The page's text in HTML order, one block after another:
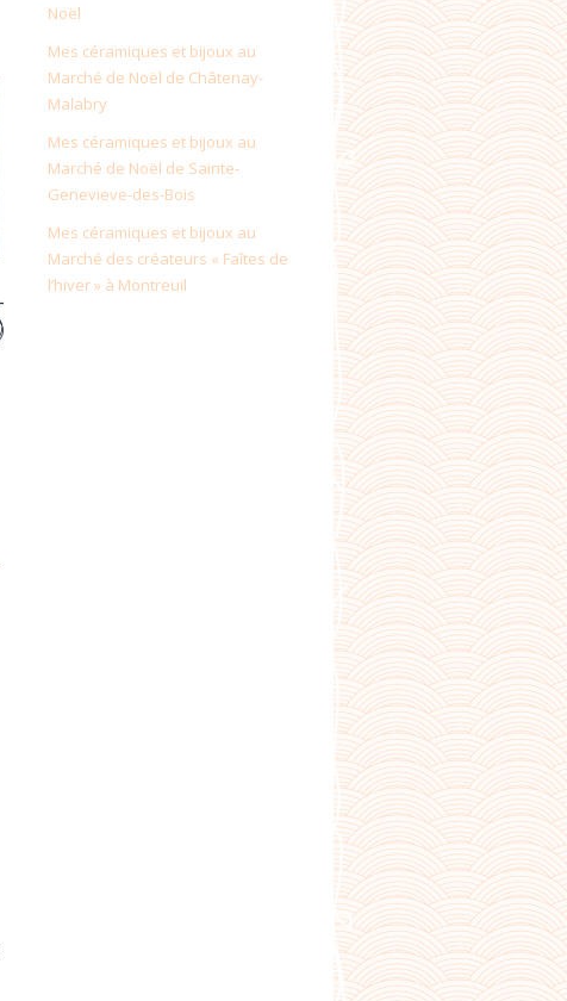
Noël
Mes céramiques et bijoux au
Marché de Noël de Châtenay-
Malabry
Mes céramiques et bijoux au
Marché de Noël de Sainte-
Genevieve-des-Bois
Mes céramiques et bijoux au
Marché des créateurs « Faîtes de
l’hiver » à Montreuil